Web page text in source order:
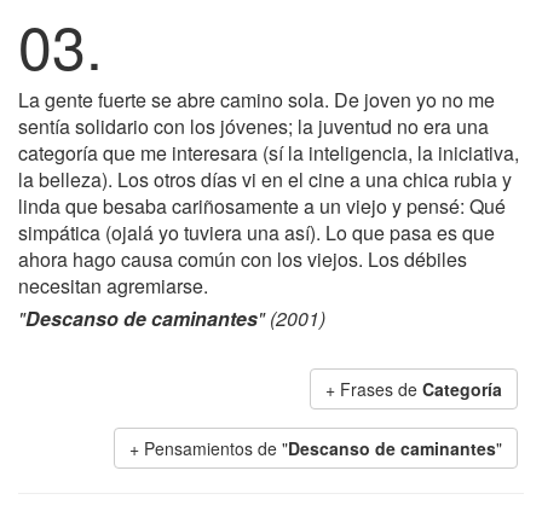
03.
La gente fuerte se abre camino sola. De joven yo no me
sentía solidario con los jóvenes; la juventud no era una
categoría que me interesara (sí la inteligencia, la iniciativa,
la belleza). Los otros días vi en el cine a una chica rubia y
linda que besaba cariñosamente a un viejo y pensé: Qué
simpática (ojalá yo tuviera una así). Lo que pasa es que
ahora hago causa común con los viejos. Los débiles
necesitan agremiarse.
"Descanso de caminantes" (2001)
+ Frases de Categoría
+ Pensamientos de "Descanso de caminantes"